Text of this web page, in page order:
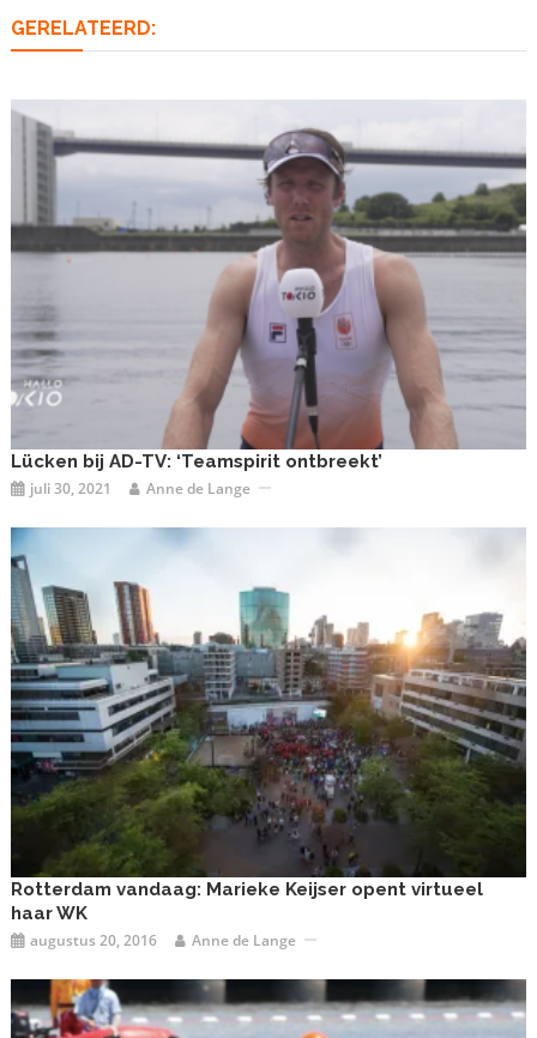
GERELATEERD:
Lücken bij AD-TV: ‘Teamspirit ontbreekt’
juli 30, 2021 Anne de Lange
Rotterdam vandaag: Marieke Keijser opent virtueel
haar WK
augustus 20, 2016 Anne de Lange